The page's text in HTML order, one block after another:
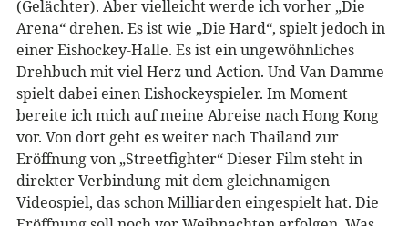
(Gelächter). Aber vielleicht werde ich vorher „Die
Arena“ drehen. Es ist wie „Die Hard“, spielt jedoch in
einer Eishockey-Halle. Es ist ein ungewöhnliches
Drehbuch mit viel Herz und Action. Und Van Damme
spielt dabei einen Eishockeyspieler. Im Moment
bereite ich mich auf meine Abreise nach Hong Kong
vor. Von dort geht es weiter nach Thailand zur
Eröffnung von „Streetfighter“ Dieser Film steht in
direkter Verbindung mit dem gleichnamigen
Videospiel, das schon Milliarden eingespielt hat. Die